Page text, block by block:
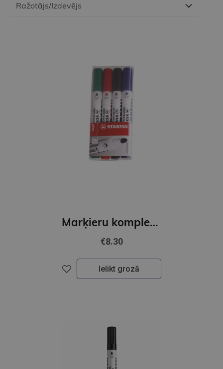
Ražotājs/Izdevējs
Marķieru komplekts baltajām tāfelēm STABILO PLAN | 4 krāsas
€8.30
Ielikt grozā